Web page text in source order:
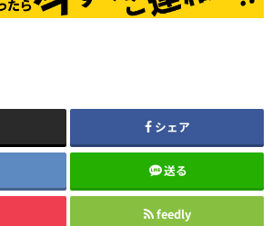
シェア
送る
feedly